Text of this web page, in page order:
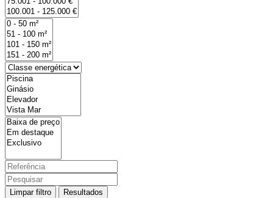
Limpar filtro Resultados